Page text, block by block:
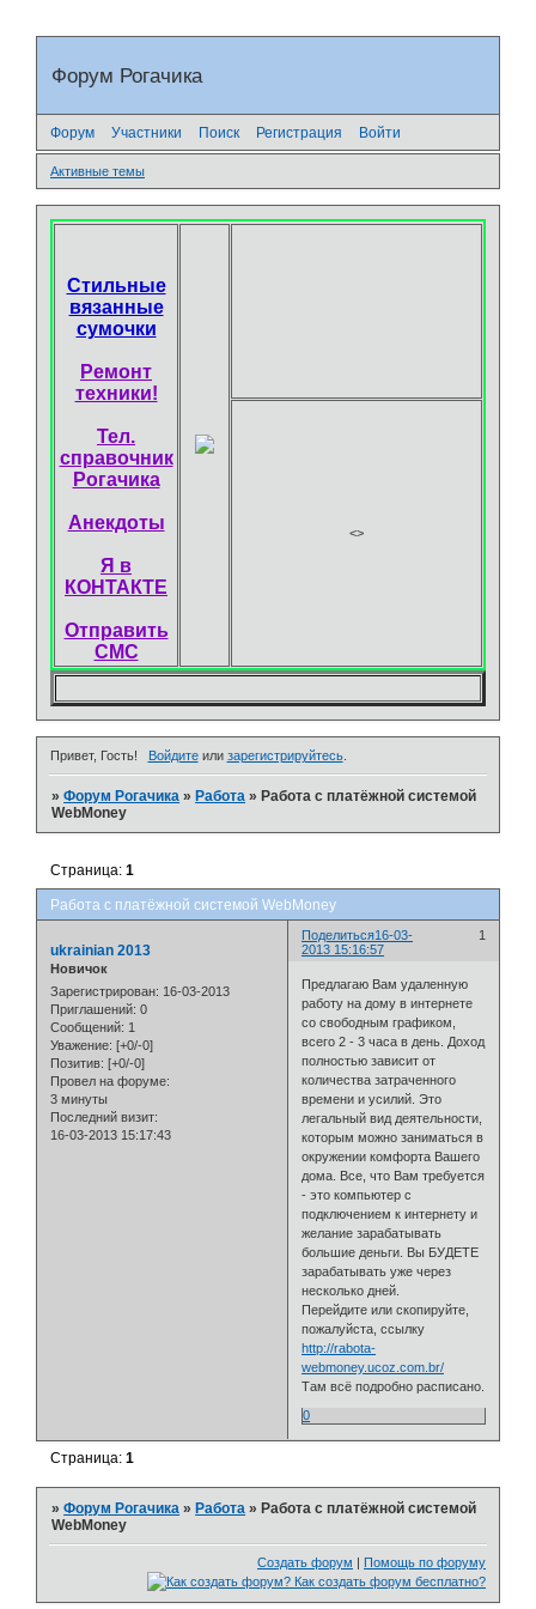
Форум Рогачика
Форум Участники Поиск Регистрация Войти
Активные темы
Стильные
вязанные
сумочки
Ремонт
техники!
Тел.
справочник
Рогачика
Анекдоты
Я в
КОНТАКТЕ
Отправить
СМС
<>
Привет, Гость! Войдитеили зарегистрируйтесь.
»Форум Рогачика »Работа »Работа с платёжной системой
WebMoney
Работа с платёжной системой WebMoney
Страница:1
Поделиться 1
16-03-
2013 15:16:57
ukrainian 2013
Новичок
Зарегистрирован: 16-03-2013
Приглашений: 0
Сообщений: 1
Уважение: [+0/-0]
Позитив: [+0/-0]
Провел на форуме:
3 минуты
Последний визит:
16-03-2013 15:17:43
Предлагаю Вам удаленную
работу на дому в интернете
со свободным графиком,
всего 2 - 3 часа в день. Доход
полностью зависит от
количества затраченного
времени и усилий. Это
легальный вид деятельности,
которым можно заниматься в
окружении комфорта Вашего
дома. Все, что Вам требуется
- это компьютер с
подключением к интернету и
желание зарабатывать
большие деньги. Вы БУДЕТЕ
зарабатывать уже через
несколько дней.
Перейдите или скопируйте,
пожалуйста, ссылку
http://rabota-
webmoney.ucoz.com.br/
Там всё подробно расписано.
0
Страница:1
»Форум Рогачика »Работа »Работа с платёжной системой
WebMoney
Создать форум Помощь по форуму